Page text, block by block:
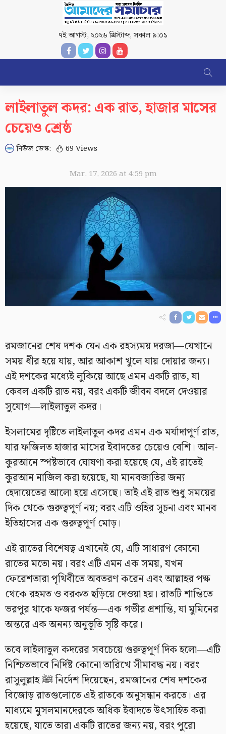
৭ই আগস্ট, ২০২৬ খ্রিস্টাব্দ,সকাল ৯:০১
লাইলাতুল কদর: এক রাত, হাজার মাসের
চেয়েও শ্রেষ্ঠ
নিউজ ডেস্ক: 69 Views
Mar. 17, 2026 at 4:59 pm
রমজানের শেষ দশক যেন এক রহস্যময় দরজা—যেখানে
সময় ধীর হয়ে যায়, আর আকাশ খুলে যায় দোয়ার জন্য।
এই দশকের মধ্যেই লুকিয়ে আছে এমন একটি রাত, যা
কেবল একটি রাত নয়, বরং একটি জীবন বদলে দেওয়ার
সুযোগ—লাইলাতুল কদর।
ইসলামের দৃষ্টিতে লাইলাতুল কদর এমন এক মর্যাদাপূর্ণ রাত,
যার ফজিলত হাজার মাসের ইবাদতের চেয়েও বেশি। আল-
কুরআনে স্পষ্টভাবে ঘোষণা করা হয়েছে যে, এই রাতেই
কুরআন নাজিল করা হয়েছে, যা মানবজাতির জন্য
হেদায়েতের আলো হয়ে এসেছে। তাই এই রাত শুধু সময়ের
দিক থেকে গুরুত্বপূর্ণ নয়; বরং এটি ওহির সূচনা এবং মানব
ইতিহাসের এক গুরুত্বপূর্ণ মোড়।
এই রাতের বিশেষত্ব এখানেই যে, এটি সাধারণ কোনো
রাতের মতো নয়। বরং এটি এমন এক সময়, যখন
ফেরেশতারা পৃথিবীতে অবতরণ করেন এবং আল্লাহর পক্ষ
থেকে রহমত ও বরকত ছড়িয়ে দেওয়া হয়। রাতটি শান্তিতে
ভরপুর থাকে ফজর পর্যন্ত—এক গভীর প্রশান্তি, যা মুমিনের
অন্তরে এক অনন্য অনুভূতি সৃষ্টি করে।
তবে লাইলাতুল কদরের সবচেয়ে গুরুত্বপূর্ণ দিক হলো—এটি
নিশ্চিতভাবে নির্দিষ্ট কোনো তারিখে সীমাবদ্ধ নয়। বরং
রাসুলুল্লাহ ﷺ নির্দেশ দিয়েছেন, রমজানের শেষ দশকের
বিজোড় রাতগুলোতে এই রাতকে অনুসন্ধান করতে। এর
মাধ্যমে মুসলমানদেরকে অধিক ইবাদতে উৎসাহিত করা
হয়েছে, যাতে তারা একটি রাতের জন্য নয়, বরং পুরো